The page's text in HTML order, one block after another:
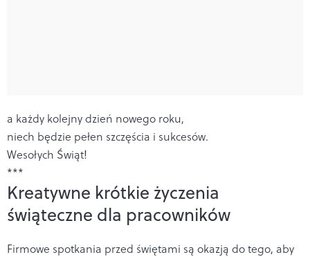
a każdy kolejny dzień nowego roku,
niech będzie pełen szczęścia i sukcesów.
Wesołych Świąt!
***
Kreatywne krótkie życzenia
świąteczne dla pracowników
Firmowe spotkania przed świętami są okazją do tego, aby